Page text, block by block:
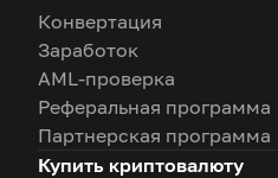
Конвертация
Заработок
AML-проверка
Реферальная программа
Партнерская программа
Купить криптовалюту